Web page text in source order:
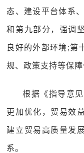
态、建设平台体系
和第九部分，强调
良好的外部环境;第
规、政策支持等保障
根据《指导意
更加优化，贸易效
建立贸易高质量发
系。